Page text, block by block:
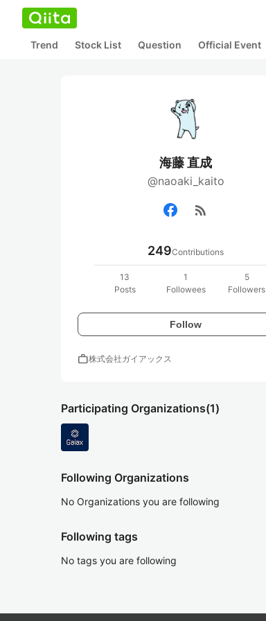
Trend Stock List Question Official Event
海藤 直成
@naoaki_kaito
rss_feed
249Contributions
13
Posts
1
Followees
5
Followers
Follow
work株式会社ガイアックス
Participating Organizations(1)
Following Organizations
No Organizations you are following
Following tags
No tags you are following